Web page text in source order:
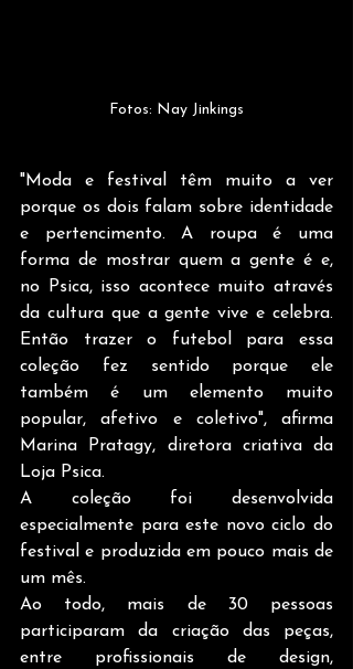
Fotos: Nay Jinkings
"Moda e festival têm muito a ver
porque os dois falam sobre identidade
e pertencimento. A roupa é uma
forma de mostrar quem a gente é e,
no Psica, isso acontece muito através
da cultura que a gente vive e celebra.
Então trazer o futebol para essa
coleção fez sentido porque ele
também é um elemento muito
popular, afetivo e coletivo", afirma
Marina Pratagy, diretora criativa da
Loja Psica.
A coleção foi desenvolvida
especialmente para este novo ciclo do
festival e produzida em pouco mais de
um mês.
Ao todo, mais de 30 pessoas
participaram da criação das peças,
entre profissionais de design,